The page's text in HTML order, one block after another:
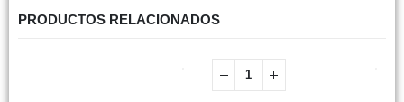
PRODUCTOS RELACIONADOS